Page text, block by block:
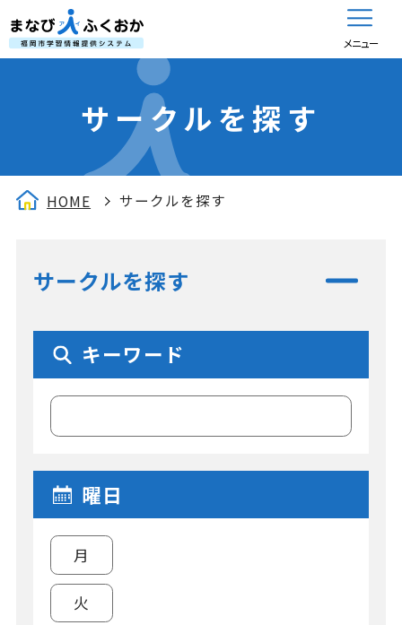
メニュー
サークルを探す
HOME サークルを探す
サークルを探す
キーワード
曜日
月
火